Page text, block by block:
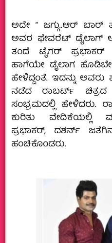
ಅದೇ ” ಜಗ್ಗು..ಆರ್‌ ಬಾರ್‌
ಅವರ ಫೇವರೆಟ್‌ ಡೈಲಾಗ್‌
ತಂದೆ ಟೈಗರ್‌ ಪ್ರಭಾಕರ್‌
ಹಾಗೆಯೇ ಡೈಲಾಗ
ಹೇಳಿದ್ದಂತೆ. ಇದನ್ನು ಅವರು
ನಡೆದ ರಾಬರ್ಟ್‌ ಚಿತ್ರದ
ಸಂಭ್ರಮದಲ್ಲಿ ಹೇಳಿದರು.
ಕುರಿತು ವೇದಿಕೆಯಲ್ಲಿ
ಪ್ರಭಾಕರ್‌, ದಶರ್ನ್‌
ಹಂಚಿಕೊಂಡರು.